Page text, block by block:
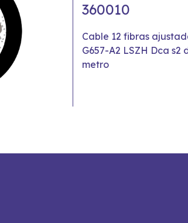
360010
Cable 12 fibras
G657-A2 LSZH Dca s2
metro